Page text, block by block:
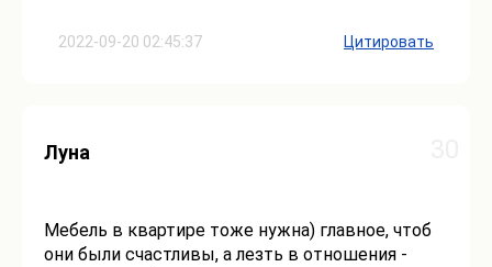
2022-09-20 02:45:37 Цитировать
Луна
Мебель в квартире тоже нужна) главное, чтоб
они были счастливы, а лезть в отношения -